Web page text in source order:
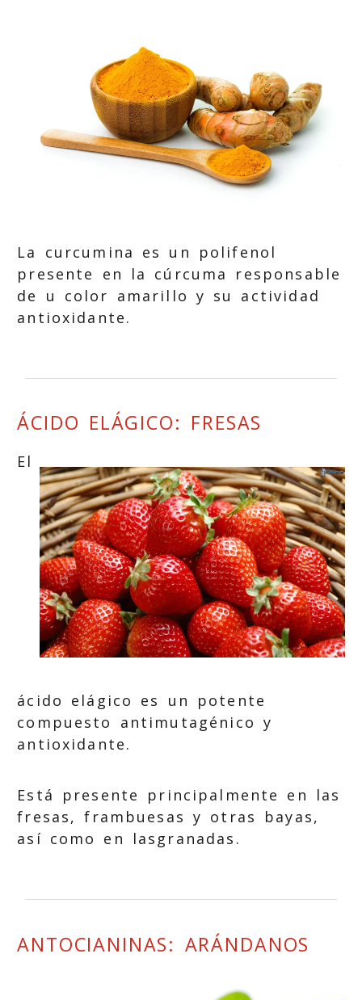
La curcumina es un polifenol
presente en la cúrcuma responsable
de u color amarillo y su actividad
antioxidante.
ÁCIDO ELÁGICO: FRESAS
El
ácido elágico es un potente
compuesto antimutagénico y
antioxidante.
Está presente principalmente en las
fresas, frambuesas y otras bayas,
así como en lasgranadas.
ANTOCIANINAS: ARÁNDANOS